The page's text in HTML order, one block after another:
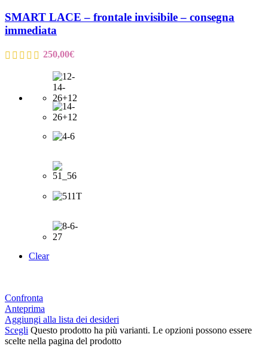
SMART LACE – frontale invisibile – consegna
immediata
250,00€
Clear
Confronta
Anteprima
Aggiungi alla lista dei desideri
Scegli Questo prodotto ha più varianti. Le opzioni possono essere
scelte nella pagina del prodotto